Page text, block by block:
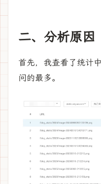
二、分析原因
首先，我查看了统计
问的最多。